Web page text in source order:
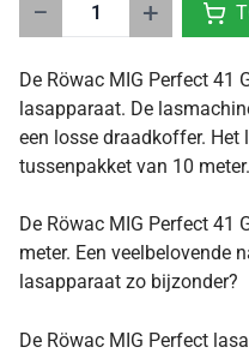
De Röwac MIG Perfect 41
meter. Een veelbelovende
lasapparaat zo bijzonder?
De Röwac MIG Perfect
− +
De Röwac MIG Perfect 41
lasapparaat. De
een losse draadkoffer.
tussenpakket van 10 meter.